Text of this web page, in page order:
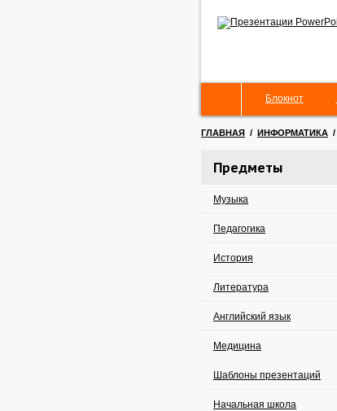
Блокнот
ГЛАВНАЯ / ИНФОРМАТИКА /
Предметы
Музыка
Педагогика
История
Литература
Английский язык
Медицина
Шаблоны презентаций
Начальная школа